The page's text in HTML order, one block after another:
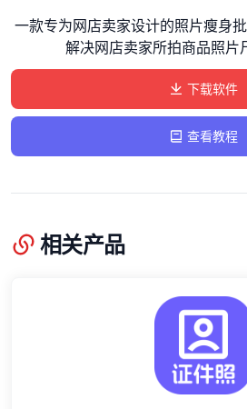
一款专为网店卖家设计的照片瘦身
解决网店卖家所拍商品照片
下载软件
查看教程
相关产品